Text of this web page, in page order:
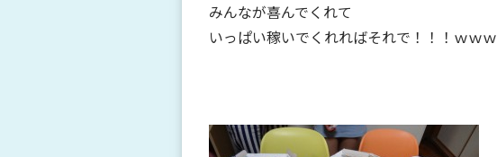
みんなが喜んでくれて
いっぱい稼いでくれればそれで！！！ｗｗｗ